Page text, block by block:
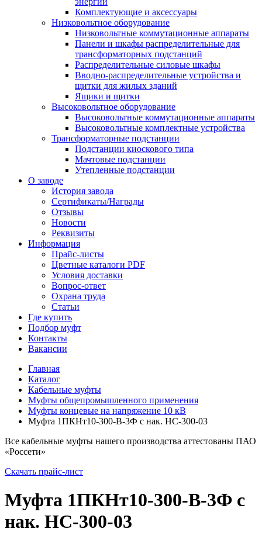
Комплектующие и аксессуары
Низковольтное оборудование
Низковольтные коммутационные аппараты
Панели и шкафы распределительные для
трансформаторных подстанций
Распределительные силовые шкафы
Вводно-распределительные устройства и
щитки для жилых зданий
Ящики и щитки
Высоковольтное оборудование
Высоковольтные коммутационные аппараты
Высоковольтные комплектные устройства
Трансформаторные подстанции
Подстанции киоскового типа
Мачтовые подстанции
Утепленные подстанции
О заводе
История завода
Сертификаты/Награды
Отзывы
Новости
Реквизиты
Информация
Прайс-листы
Цветные каталоги PDF
Условия доставки
Вопрос-ответ
Охрана труда
Статьи
Где купить
Подбор муфт
Контакты
Вакансии
Главная
Каталог
Кабельные муфты
Муфты общепромышленного применения
Муфты концевые на напряжение 10 кВ
Муфта 1ПКНт10-300-В-3Ф с нак. НС-300-03
Все кабельные муфты нашего производства аттестованы ПАО
«Россети»
Скачать прайс-лист
Муфта 1ПКНт10-300-В-3Ф с
нак. НС-300-03